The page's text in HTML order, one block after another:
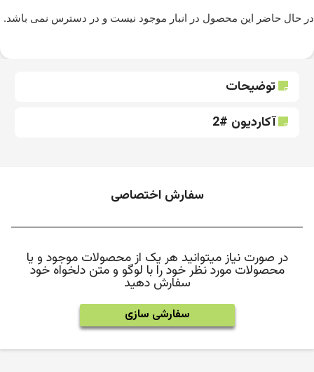
در حال حاضر این محصول در انبار موجود نیست و در دسترس نمی باشد.
توضیحات
آکاردیون #2
سفارش اختصاصی
در صورت نیاز میتوانید هر یک از محصولات موجود و یا
محصولات مورد نظر خود را با لوگو و متن دلخواه خود
سفارش دهید
سفارشی سازی